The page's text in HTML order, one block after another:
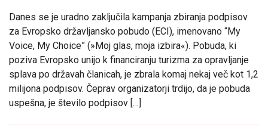
Danes se je uradno zaključila kampanja zbiranja podpisov
za Evropsko državljansko pobudo (ECI), imenovano “My
Voice, My Choice” (»Moj glas, moja izbira«). Pobuda, ki
poziva Evropsko unijo k financiranju turizma za opravljanje
splava po državah članicah, je zbrala komaj nekaj več kot 1,2
milijona podpisov. Čeprav organizatorji trdijo, da je pobuda
uspešna, je število podpisov […]